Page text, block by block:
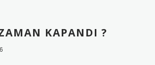
KAPANDI ?